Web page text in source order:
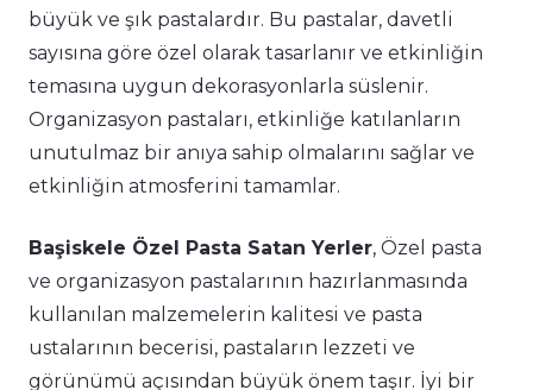
büyük ve şık pastalardır. Bu pastalar, davetli
sayısına göre özel olarak tasarlanır ve etkinliğin
temasına uygun dekorasyonlarla süslenir.
Organizasyon pastaları, etkinliğe katılanların
unutulmaz bir anıya sahip olmalarını sağlar ve
etkinliğin atmosferini tamamlar.
Başiskele Özel Pasta Satan Yerler, Özel pasta
ve organizasyon pastalarının hazırlanmasında
kullanılan malzemelerin kalitesi ve pasta
ustalarının becerisi, pastaların lezzeti ve
görünümü açısından büyük önem taşır. İyi bir